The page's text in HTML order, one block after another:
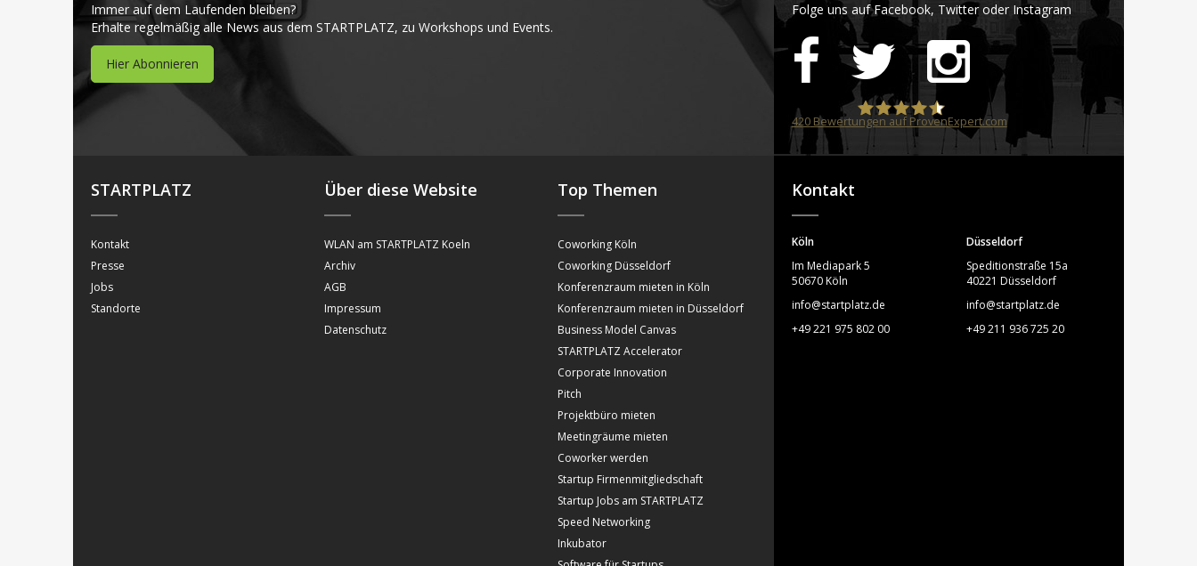
Immer auf dem Laufenden bleiben?
Erhalte regelmäßig alle News aus dem STARTPLATZ, zu Workshops und Events.
Hier Abonnieren
Folge uns auf Facebook, Twitter oder Instagram
STARTPLATZ
420Bewertungen auf ProvenExpert.com
STARTPLATZ
Kontakt
Presse
Jobs
Standorte
Über diese Website
WLAN am STARTPLATZ Koeln
Archiv
AGB
Impressum
Datenschutz
Top Themen
Coworking Köln
Coworking Düsseldorf
Konferenzraum mieten in Köln
Konferenzraum mieten in Düsseldorf
Business Model Canvas
STARTPLATZ Accelerator
Corporate Innovation
Pitch
Projektbüro mieten
Meetingräume mieten
Coworker werden
Startup Firmenmitgliedschaft
Startup Jobs am STARTPLATZ
Speed Networking
Inkubator
Kontakt
Köln
Im Mediapark 5
50670 Köln
info@startplatz.de
+49 221 975 802 00
Düsseldorf
Speditionstraße 15a
40221 Düsseldorf
info@startplatz.de
+49 211 936 725 20